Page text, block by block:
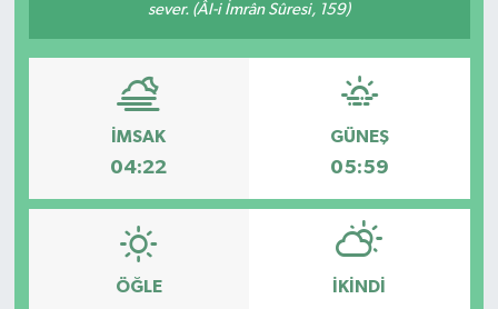
sever. (Âl-i İmrân Sûresi, 159)
İMSAK
04:22
GÜNEŞ
05:59
ÖĞLE İKINDI